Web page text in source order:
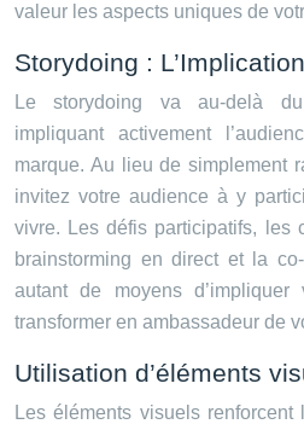
valeur les aspects uniques de
Storydoing :
Le storydoing va au-delà
impliquant activement
marque. Au lieu de simplement
invitez votre audience à y
vivre. Les défis participatifs, les
brainstorming en direct et la
autant de moyens
transformer en ambassadeur de
Utilisation d’éléments
Les éléments visuels renforcent